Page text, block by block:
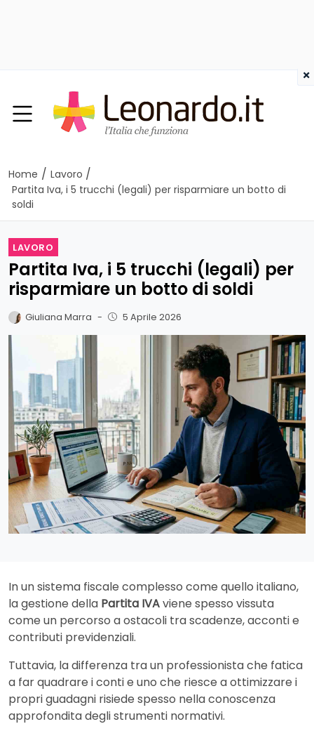
Home / Lavoro /
Partita Iva, i 5 trucchi (legali) per risparmiare un botto di
soldi
LAVORO
Partita Iva, i 5 trucchi (legali) per
risparmiare un botto di soldi
Giuliana Marra - 5 Aprile 2026
In un sistema fiscale complesso come quello italiano,
la gestione della Partita IVAviene spesso vissuta
come un percorso a ostacoli tra scadenze, acconti e
contributi previdenziali.
Tuttavia, la differenza tra un professionista che fatica
a far quadrare i conti e uno che riesce a ottimizzare i
propri guadagni risiede spesso nella conoscenza
approfondita degli strumenti normativi.
×